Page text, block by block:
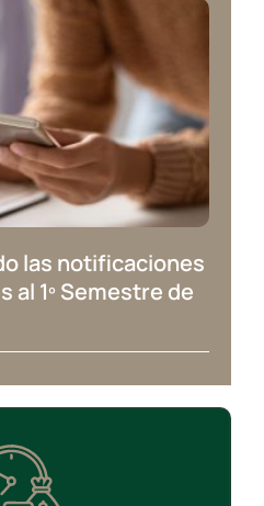
las notificaciones
1º Semestre de